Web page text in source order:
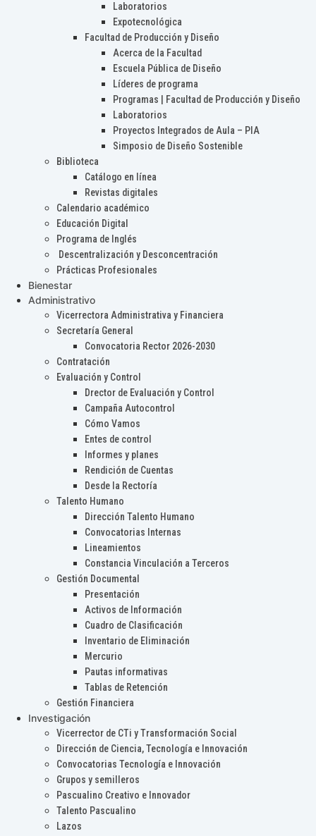
Laboratorios
Expotecnológica
Facultad de Producción y Diseño
Acerca de la Facultad
Escuela Pública de Diseño
Líderes de programa
Programas | Facultad de Producción y Diseño
Laboratorios
Proyectos Integrados de Aula – PIA
Simposio de Diseño Sostenible
Biblioteca
Catálogo en línea
Revistas digitales
Calendario académico
Educación Digital
Programa de Inglés
Descentralización y Desconcentración
Prácticas Profesionales
Bienestar
Administrativo
Vicerrectora Administrativa y Financiera
Secretaría General
Convocatoria Rector 2026-2030
Contratación
Evaluación y Control
Drector de Evaluación y Control
Campaña Autocontrol
Cómo Vamos
Entes de control
Informes y planes
Rendición de Cuentas
Desde la Rectoría
Talento Humano
Dirección Talento Humano
Convocatorias Internas
Lineamientos
Constancia Vinculación a Terceros
Gestión Documental
Presentación
Activos de Información
Cuadro de Clasificación
Inventario de Eliminación
Mercurio
Pautas informativas
Tablas de Retención
Gestión Financiera
Investigación
Vicerrector de CTi y Transformación Social
Dirección de Ciencia, Tecnología e Innovación
Convocatorias Tecnología e Innovación
Grupos y semilleros
Pascualino Creativo e Innovador
Talento Pascualino
Lazos